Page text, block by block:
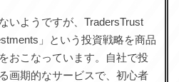
いようですが、TradersTrust
」という投資戦略を商品
おこなっています。自社で投
画期的なサービスで、初心者